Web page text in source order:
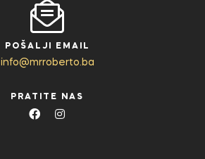
POŠALJI EMAIL
info@mrroberto.ba
PRATITE NAS